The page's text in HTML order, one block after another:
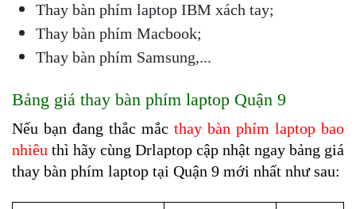
Thay bàn phím laptop IBM xách tay;
Thay bàn phím Macbook;
Thay bàn phím Samsung,...
Bảng giá thay bàn phím laptop Quận 9
Nếu bạn đang thắc mắc thay bàn phím laptop bao
nhiêu thì hãy cùng Drlaptop cập nhật ngay bảng giá
thay bàn phím laptop tại Quận 9 mới nhất như sau: